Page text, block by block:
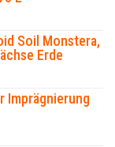
Soil Monstera,
Erde
Imprägnierung